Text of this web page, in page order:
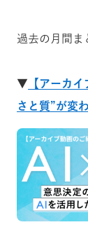
過去の月間ま
▼ 【アーカ
さと質”が変